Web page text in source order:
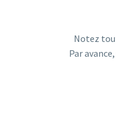
Notez
Par